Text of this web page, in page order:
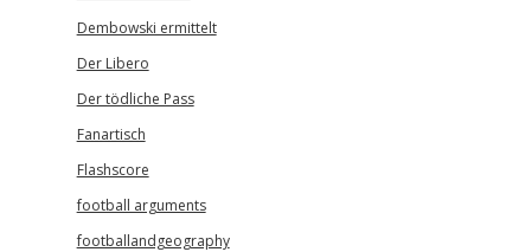
Dembowski ermittelt
Der Libero
Der tödliche Pass
Fanartisch
Flashscore
football arguments
footballandgeography